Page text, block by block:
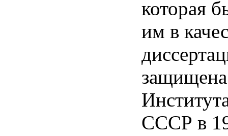
которая
им в
СССР в